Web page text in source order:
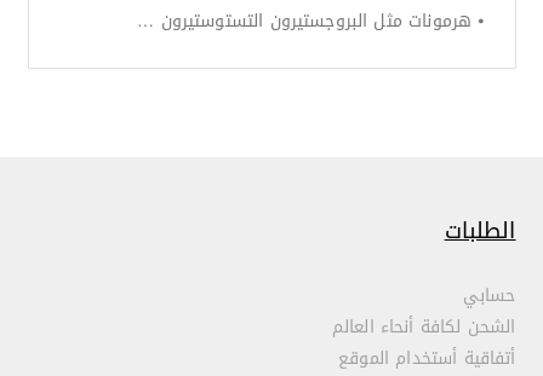
⦁ هرمونات مثل البروجستيرون التستوستيرون …
الطلبات
حسابي
الشحن لكافة أنحاء العالم
أتفاقية أستخدام الموقع